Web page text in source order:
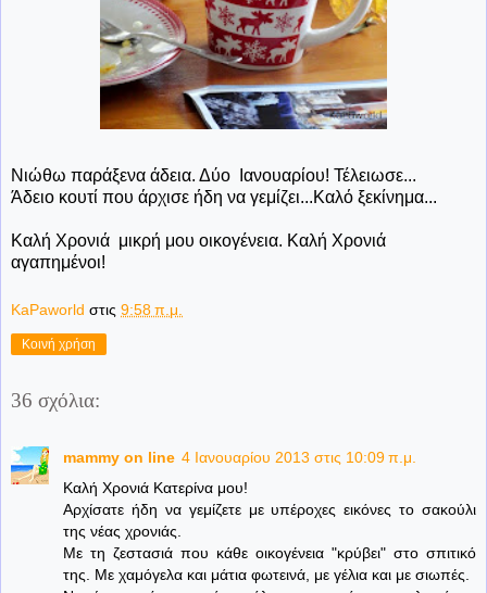
Νιώθω παράξενα άδεια. Δύο Ιανουαρίου! Τέλειωσε...
Άδειο κουτί που άρχισε ήδη να γεμίζει...Καλό ξεκίνημα...
Καλή Χρονιά μικρή μου οικογένεια. Καλή Χρονιά
αγαπημένοι!
KaPaworld στις 9:58 π.μ.
Κοινή χρήση
36 σχόλια:
mammy on line 4 Ιανουαρίου 2013 στις 10:09 π.μ.
Καλή Χρονιά Κατερίνα μου!
Αρχίσατε ήδη να γεμίζετε με υπέροχες εικόνες το σακούλι
της νέας χρονιάς.
Με τη ζεστασιά που κάθε οικογένεια "κρύβει" στο σπιτικό
της. Με χαμόγελα και μάτια φωτεινά, με γέλια και με σιωπές.